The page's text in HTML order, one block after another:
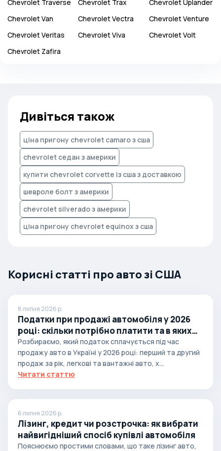
Chevrolet Traverse Chevrolet Trax ChevroletUplander
ChevroletVan ChevroletVectra ChevroletVenture
ChevroletVeritas ChevroletViva ChevroletVolt
Chevrolet Zafira
Дивіться також
ціна пригону chevrolet camaro з сша
chevrolet седан з америки
купити chevrolet corvette із сша з доставкою
шевроле болт з америки
chevrolet silverado з америки
ціна пригону chevrolet equinox з сша
Корисні статті про авто зі США
8 липня 2026 р.
Податки при продажі автомобіля у 2026
році: скільки потрібно платити та в яких
випадках
Розбираємо, який податок сплачується під час
продажу авто в Україні у 2026 році: перший та другий
продаж за рік, легкові та вантажні авто, х...
Читати статтю
6 липня 2026 р.
Лізинг, кредит чи розстрочка: як вибрати
найвигідніший спосіб купівлі автомобіля
Пояснюємо простими словами, що таке лізинг авто,